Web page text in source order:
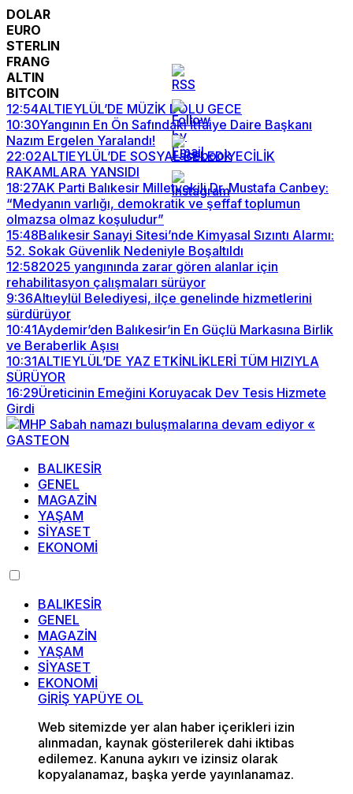
DOLAR
EURO
STERLIN
FRANG
ALTIN
BITCOIN
12:54ALTIEYLÜL’DE MÜZİK DOLU GECE
10:30Yangının En Ön Safındaki İtfaiye Daire Başkanı
Nazım Ergelen Yaralandı!
22:02ALTIEYLÜL’DE SOSYAL BELEDİYECİLİK
RAKAMLARA YANSIDI
18:27AK Parti Balıkesir Milletvekili Dr. Mustafa Canbey:
“Medyanın varlığı, demokratik ve şeffaf toplumun
olmazsa olmaz koşuludur”
15:48Balıkesir Sanayi Sitesi’nde Kimyasal Sızıntı Alarmı:
52. Sokak Güvenlik Nedeniyle Boşaltıldı
12:582025 yangınında zarar gören alanlar için
rehabilitasyon çalışmaları sürüyor
9:36Altıeylül Belediyesi, ilçe genelinde hizmetlerini
sürdürüyor
10:41Aydemir’den Balıkesir’in En Güçlü Markasına Birlik
ve Beraberlik Aşısı
10:31ALTIEYLÜL’DE YAZ ETKİNLİKLERİ TÜM HIZIYLA
SÜRÜYOR
16:29Üreticinin Emeğini Koruyacak Dev Tesis Hizmete
Girdi
BALIKESİR
GENEL
MAGAZİN
YAŞAM
SİYASET
EKONOMİ
BALIKESİR
GENEL
MAGAZİN
YAŞAM
SİYASET
EKONOMİ
GİRİŞ YAPÜYE OL
Web sitemizde yer alan haber içerikleri izin
alınmadan, kaynak gösterilerek dahi iktibas
edilemez. Kanuna aykırı ve izinsiz olarak
kopyalanamaz, başka yerde yayınlanamaz.